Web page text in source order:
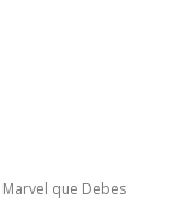
Marvel que Debes